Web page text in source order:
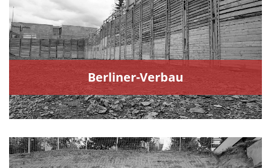
Berliner-Verbau